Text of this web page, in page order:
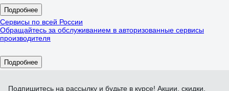
Подробнее
Сервисы по всей России
Обращайтесь за обслуживанием в авторизованные сервисы
производителя
Подробнее
Подпишитесь на рассылку и будьте в курсе! Акции, скидки,